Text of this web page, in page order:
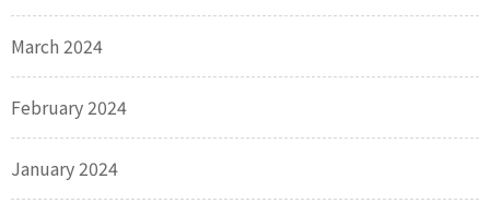
March 2024
February 2024
January 2024